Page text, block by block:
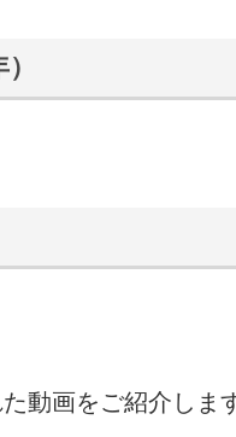
動画をご紹介しま